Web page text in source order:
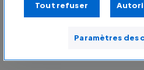
Tout refuser
Paramètres des